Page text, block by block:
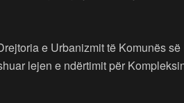
e Urbanizmit të Komunës
lejen e ndërtimit për